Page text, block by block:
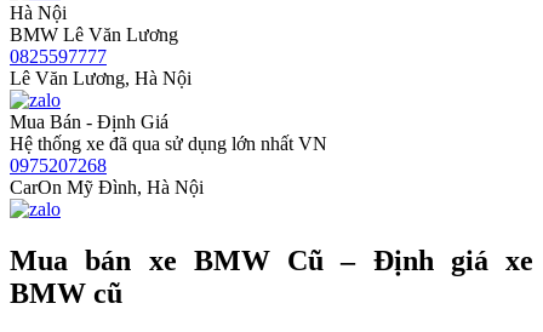
Hà Nội
BMW Lê Văn Lương
0825597777
Lê Văn Lương, Hà Nội
Mua Bán - Định Giá
Hệ thống xe đã qua sử dụng lớn nhất VN
0975207268
CarOn Mỹ Đình, Hà Nội
Mua bán xe BMW Cũ – Định giá xe
BMW cũ